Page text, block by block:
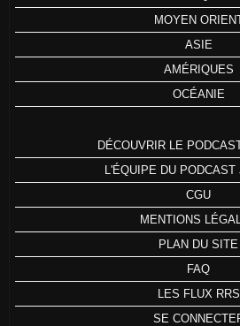
MOYEN
ASIE
AMÉRIQUES
OCÉANIE
DÉCOUVRIR LE
L'ÉQUIPE DU PODCAST
CGU
MENTIONS
PLAN DU SITE
FAQ
LES FLUX RRS
SE